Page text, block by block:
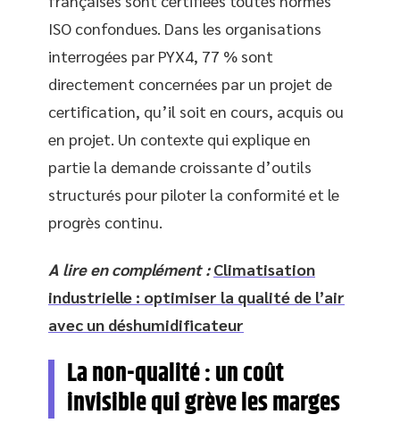
ISO confondues. Dans les organisations
interrogées par PYX4, 77 % sont
directement concernées par un projet de
certification, qu’il soit en cours, acquis ou
en projet. Un contexte qui explique en
partie la demande croissante d’outils
structurés pour piloter la conformité et le
progrès continu.
A lire en complément : Climatisation
industrielle : optimiser la qualité de l’air
avec un déshumidificateur
La non-qualité : un coût
invisible qui grève les marges